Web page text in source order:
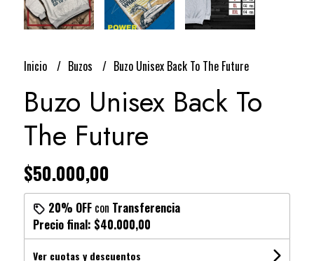
Inicio Buzos Buzo Unisex Back To The Future
Buzo Unisex Back To
The Future
$50.000,00
20% OFFcon Transferencia
Precio final: $40.000,00
Ver cuotas y descuentos